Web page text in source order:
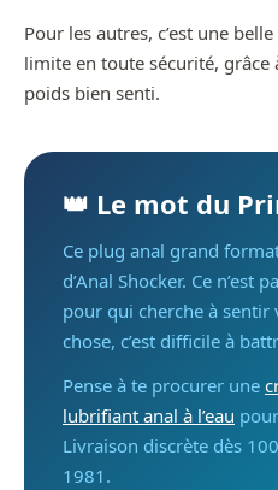
Pour les autres, c’est une
limite en toute sécurité, grâce
poids bien senti.
👑 Le mot du
Ce plug anal grand
d’Anal Shocker. Ce n’est
pour qui cherche à
chose, c’est difficile à
Pense à te procurer une
lubrifiant anal à l’eau
Livraison discrète dès
1981.